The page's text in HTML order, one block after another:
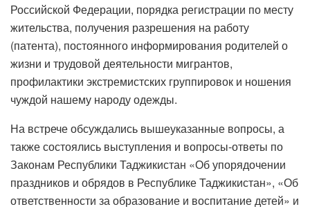
Российской Федерации, порядка регистрации по месту
жительства, получения разрешения на работу
(патента), постоянного информирования родителей о
жизни и трудовой деятельности мигрантов,
профилактики экстремистских группировок и ношения
чуждой нашему народу одежды.
На встрече обсуждались вышеуказанные вопросы, а
также состоялись выступления и вопросы-ответы по
Законам Республики Таджикистан «Об упорядочении
праздников и обрядов в Республике Таджикистан», «Об
ответственности за образование и воспитание детей» и